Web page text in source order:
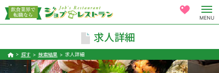
MENU
求人詳細
探す 検索結果 求人詳細